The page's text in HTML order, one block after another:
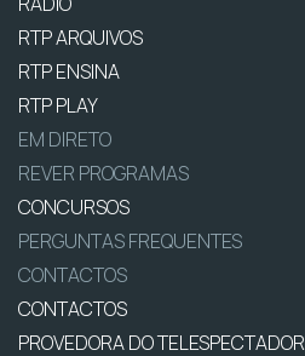
RTP ARQUIVOS
RTP ENSINA
RTP PLAY
EM DIRETO
REVER PROGRAMAS
CONCURSOS
PERGUNTAS FREQUENTES
CONTACTOS
CONTACTOS
PROVEDORA DO TELESPECTADOR